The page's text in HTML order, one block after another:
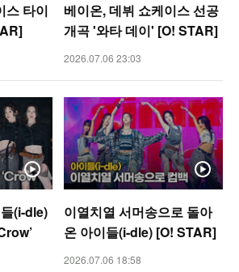
스 타이
베이온, 데뷔 쇼케이스 선공
개곡 '와타 데이' [O! STAR]
2026.07.06 23:03
(i-dle)
이열치열 서머송으로 돌아
온 아이들(i-dle) [O! STAR]
2026.07.06 18:58